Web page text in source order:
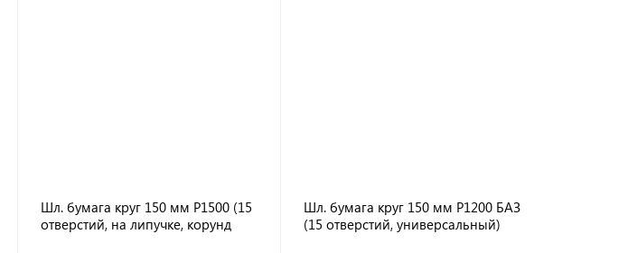
Шл. бумага круг 150 мм Р1500 (15
отверстий, на липучке, корунд
Шл. бумага круг 150 мм Р1200 БАЗ
(15 отверстий, универсальный)